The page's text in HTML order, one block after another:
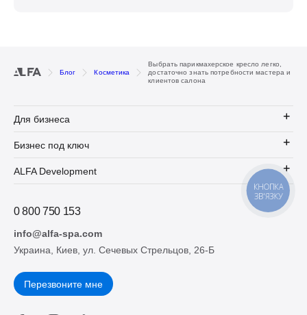
Блог Косметика
Выбрать парикмахерское кресло легко,
достаточно знать потребности мастера и
клиентов салона
Для бизнеса
Бизнес под ключ
ALFA Development
0 800 750 153
info@alfa-spa.com
Украина, Киев, ул. Сечевых Стрельцов, 26-Б
Перезвоните мне
КНОПКА
ЗВ'ЯЗКУ